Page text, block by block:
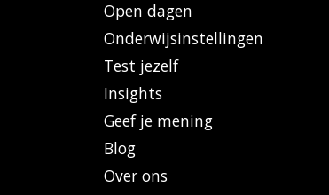
Open dagen
Onderwijsinstellingen
Test jezelf
Insights
Geef je mening
Blog
Over ons